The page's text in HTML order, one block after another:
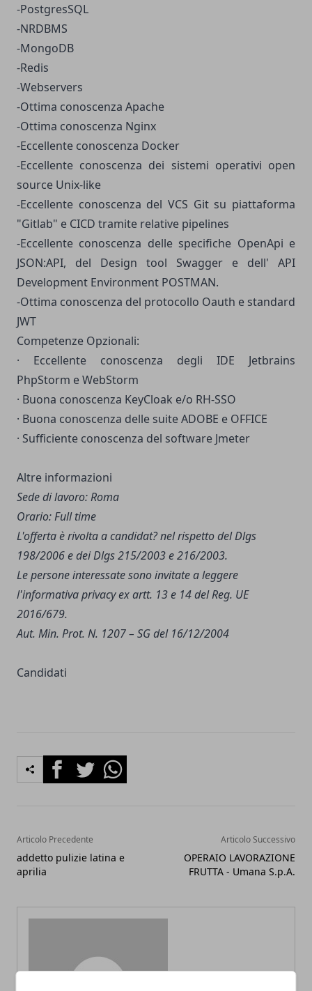
-PostgresSQL
-NRDBMS
-MongoDB
-Redis
-Webservers
-Ottima conoscenza Apache
-Ottima conoscenza Nginx
-Eccellente conoscenza Docker
-Eccellente conoscenza dei sistemi operativi open
source Unix-like
-Eccellente conoscenza del VCS Git su piattaforma
"Gitlab" e CICD tramite relative pipelines
-Eccellente conoscenza delle specifiche OpenApi e
JSON:API, del Design tool Swagger e dell' API
Development Environment POSTMAN.
-Ottima conoscenza del protocollo Oauth e standard
JWT
Competenze Opzionali:
· Eccellente conoscenza degli IDE Jetbrains
PhpStorm e WebStorm
· Buona conoscenza KeyCloak e/o RH-SSO
· Buona conoscenza delle suite ADOBE e OFFICE
· Sufficiente conoscenza del software Jmeter
Altre informazioni
Sede di lavoro: Roma
Orario: Full time
L'offerta è rivolta a candidat? nel rispetto del Dlgs
198/2006 e dei Dlgs 215/2003 e 216/2003.
Le persone interessate sono invitate a leggere
l'informativa privacyex artt. 13 e 14 del Reg. UE
2016/679.
Aut. Min. Prot. N. 1207 – SG del 16/12/2004
Candidati
FacebookTwitterWhatsapp
Articolo Precedente
addetto pulizie latina e
aprilia
Articolo Successivo
OPERAIO LAVORAZIONE
FRUTTA - Umana S.p.A.